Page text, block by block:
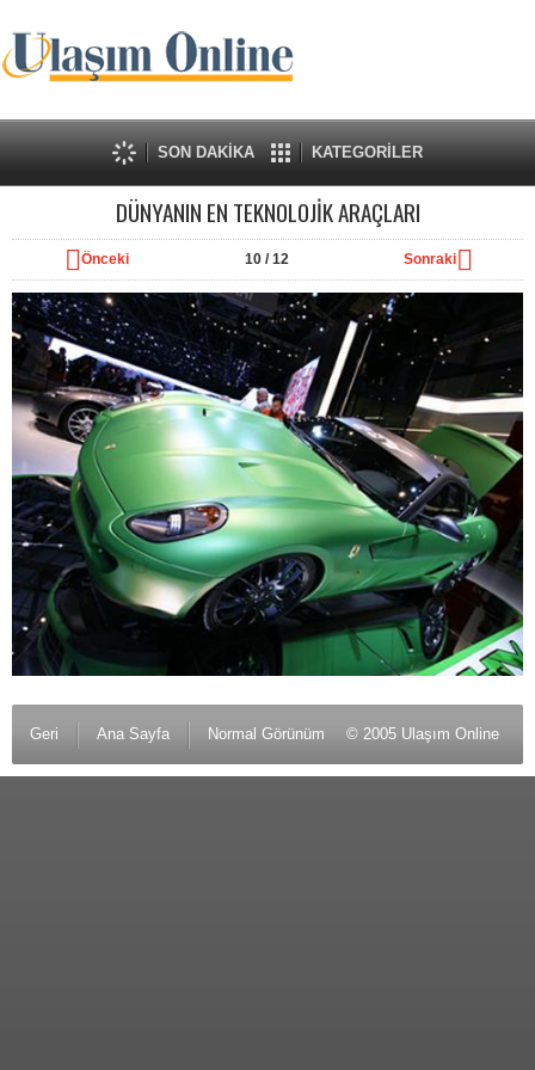
SON DAKİKA KATEGORİLER
DÜNYANIN EN TEKNOLOJİK ARAÇLARI
Önceki 10 / 12 Sonraki
Geri Ana Sayfa Normal Görünüm © 2005 Ulaşım Online